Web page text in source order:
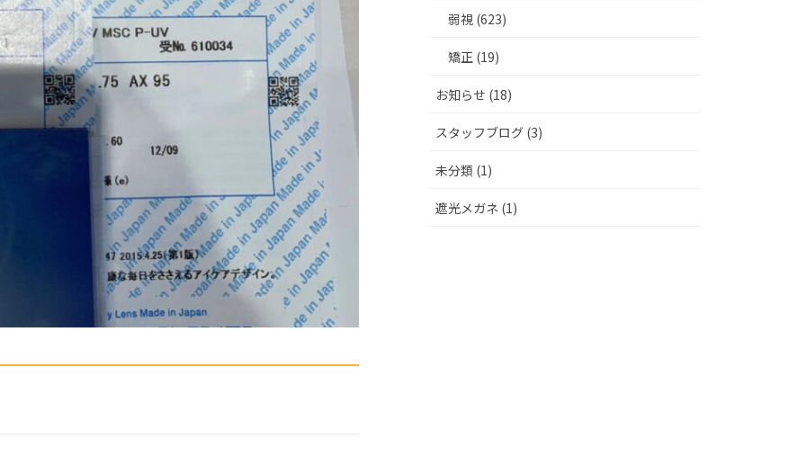
弱視 (623)
矯正 (19)
お知らせ (18)
スタッフブログ (3)
未分類 (1)
遮光メガネ (1)